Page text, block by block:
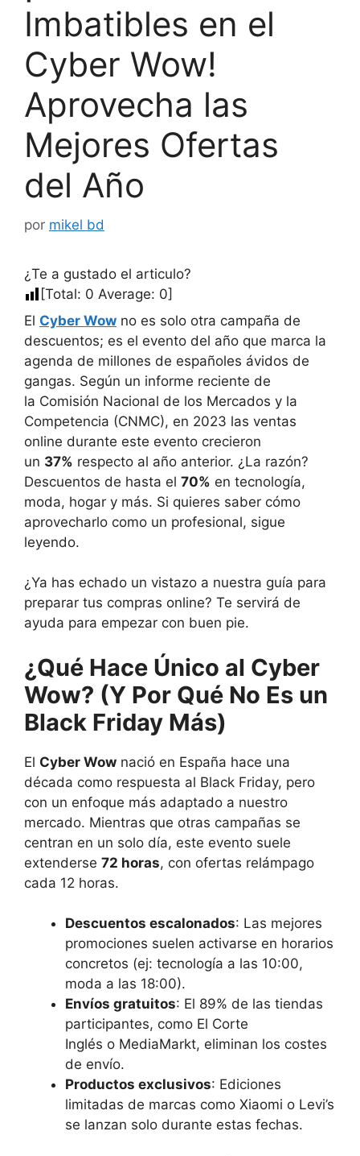
Imbatibles en el
Cyber Wow!
Aprovecha las
Mejores Ofertas
del Año
por mikel bd
¿Te a gustado el articulo?
[Total: 0 Average: 0]
El Cyber Wow no es solo otra campaña de
descuentos; es el evento del año que marca la
agenda de millones de españoles ávidos de
gangas. Según un informe reciente de
la Comisión Nacional de los Mercados y la
Competencia (CNMC), en 2023 las ventas
online durante este evento crecieron
un 37% respecto al año anterior. ¿La razón?
Descuentos de hasta el 70% en tecnología,
moda, hogar y más. Si quieres saber cómo
aprovecharlo como un profesional, sigue
leyendo.
¿Ya has echado un vistazo a nuestra guía para
preparar tus compras online? Te servirá de
ayuda para empezar con buen pie.
¿Qué Hace Único al Cyber
Wow? (Y Por Qué No Es un
Black Friday Más)
El Cyber Wow nació en España hace una
década como respuesta al Black Friday, pero
con un enfoque más adaptado a nuestro
mercado. Mientras que otras campañas se
centran en un solo día, este evento suele
extenderse 72 horas, con ofertas relámpago
cada 12 horas.
Descuentos escalonados: Las mejores
promociones suelen activarse en horarios
concretos (ej: tecnología a las 10:00,
moda a las 18:00).
Envíos gratuitos: El 89% de las tiendas
participantes, como El Corte
Inglés o MediaMarkt, eliminan los costes
de envío.
Productos exclusivos: Ediciones
limitadas de marcas como Xiaomi o Levi’s
se lanzan solo durante estas fechas.